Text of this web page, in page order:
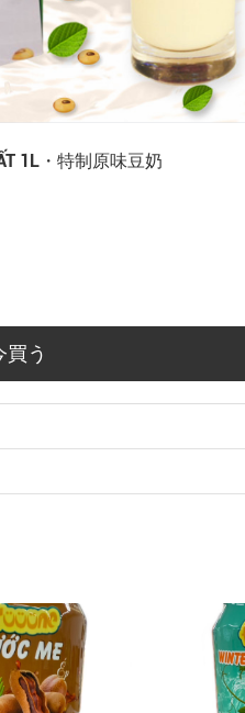
1L・特制原味豆奶
買う